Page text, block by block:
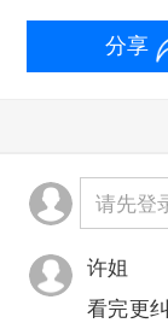
分享
请先登
许姐
看完更